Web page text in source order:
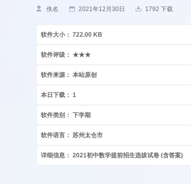
佚名 2021年12月30日 1792 下载
软件大小： 722.00 KB
软件评级： ★★★
软件来源： 本站原创
本日下载： 1
软件类别： 下学期
软件语言： 苏州太仓市
详细信息： 2021初中数学提前招生选拔试卷 (含答案)